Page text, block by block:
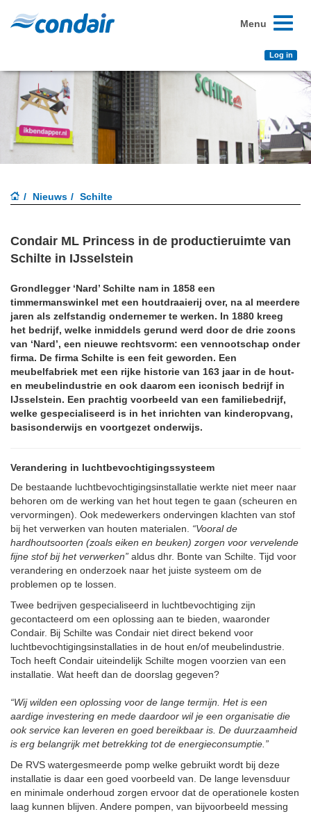
Toggle
Menu
Log in
Nieuws Schilte
Condair ML Princess in de productieruimte van
Schilte in IJsselstein
Grondlegger ‘Nard’ Schilte nam in 1858 een
timmermanswinkel met een houtdraaierij over, na al meerdere
jaren als zelfstandig ondernemer te werken. In 1880 kreeg
het bedrijf, welke inmiddels gerund werd door de drie zoons
van ‘Nard’, een nieuwe rechtsvorm: een vennootschap onder
firma. De firma Schilte is een feit geworden. Een
meubelfabriek met een rijke historie van 163 jaar in de hout-
en meubelindustrie en ook daarom een iconisch bedrijf in
IJsselstein. Een prachtig voorbeeld van een familiebedrijf,
welke gespecialiseerd is in het inrichten van kinderopvang,
basisonderwijs en voortgezet onderwijs.
Verandering in luchtbevochtigingssysteem
De bestaande luchtbevochtigingsinstallatie werkte niet meer naar
behoren om de werking van het hout tegen te gaan (scheuren en
vervormingen). Ook medewerkers ondervingen klachten van stof
bij het verwerken van houten materialen. “Vooral de
hardhoutsoorten (zoals eiken en beuken) zorgen voor vervelende
fijne stof bij het verwerken” aldus dhr. Bonte van Schilte. Tijd voor
verandering en onderzoek naar het juiste systeem om de
problemen op te lossen.
Twee bedrijven gespecialiseerd in luchtbevochtiging zijn
gecontacteerd om een oplossing aan te bieden, waaronder
Condair. Bij Schilte was Condair niet direct bekend voor
luchtbevochtigingsinstallaties in de hout en/of meubelindustrie.
Toch heeft Condair uiteindelijk Schilte mogen voorzien van een
installatie. Wat heeft dan de doorslag gegeven?
“Wij wilden een oplossing voor de lange termijn. Het is een
aardige investering en mede daardoor wil je een organisatie die
ook service kan leveren en goed bereikbaar is. De duurzaamheid
is erg belangrijk met betrekking tot de energieconsumptie.”
De RVS watergesmeerde pomp welke gebruikt wordt bij deze
installatie is daar een goed voorbeeld van. De lange levensduur
en minimale onderhoud zorgen ervoor dat de operationele kosten
laag kunnen blijven. Andere pompen, van bijvoorbeeld messing